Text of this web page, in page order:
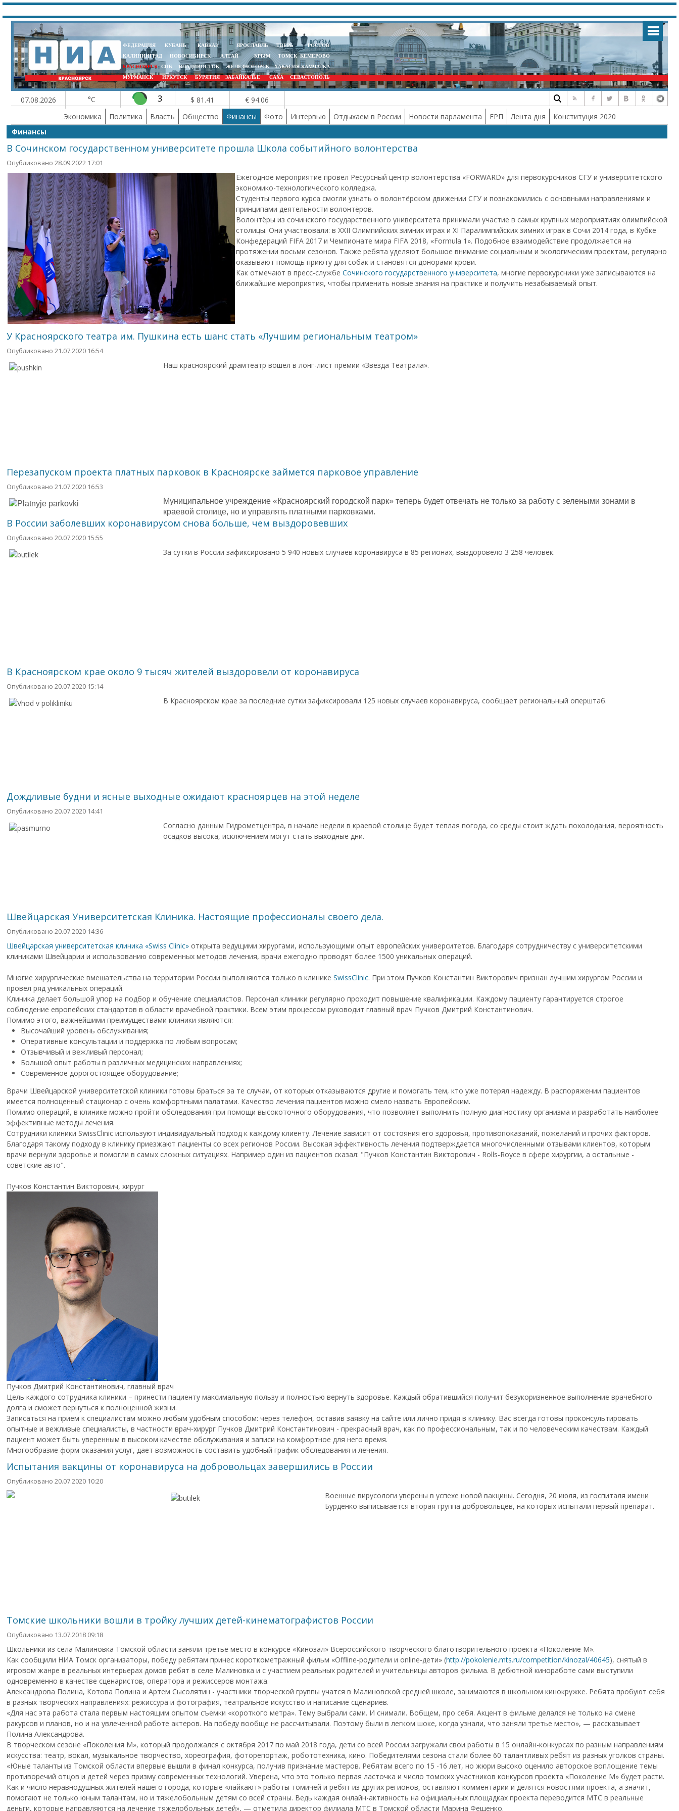
ФЕДЕРАЦИЯ КУБАНЬ КАВКАЗ ЯРОСЛАВЛЬ ТВЕРЬ
РОСТОВ
КАЛИНИНГРАД
НОВОСИБИРСК АЛТАЙ КРЫМ ТОМСККЕМЕРОВО
КРАСНОЯРСК
СПБ ВЛАДИВОСТОК ЖЕЛЕЗНОГОРСК ХАКАСИЯКАМЧАТКА
МУРМАНСК
ИРКУТСК БУРЯТИЯ ЗАБАЙКАЛЬЕ САХА СЕВАСТОПОЛЬ
07.08.2026 °C 3 $ 81.41
€ 94.06
Экономика
Политика Власть Общество Финансы Фото Интервью Отдыхаем в России Новости парламента ЕРП Лента дня
Конституция 2020
Финансы
В Сочинском государственном университете прошла Школа событийного волонтерства
Опубликовано 28.09.2022 17:01
Ежегодное мероприятие провел Ресурсный центр волонтерства «FORWARD» для первокурсников СГУ и университетского
экономико-технологического колледжа.
Студенты первого курса смогли узнать о волонтёрском движении СГУ и познакомились с основными направлениями и
принципами деятельности волонтёров.
Волонтёры из сочинского государственного университета принимали участие в самых крупных мероприятиях олимпийской
столицы. Они участвовали: в XXII Олимпийских зимних играх и XI Паралимпийских зимних играх в Сочи 2014 года, в Кубке
Конфедераций FIFA 2017 и Чемпионате мира FIFA 2018, «Formula 1». Подобное взаимодействие продолжается на
протяжении восьми сезонов. Также ребята уделяют большое внимание социальным и экологическим проектам, регулярно
оказывают помощь приюту для собак и становятся донорами крови.
Как отмечают в пресс-службе Cочинского государственного университета, многие первокурсники уже записываются на
ближайшие мероприятия, чтобы применить новые знания на практике и получить незабываемый опыт.
У Красноярского театра им. Пушкина есть шанс стать «Лучшим региональным театром»
Опубликовано 21.07.2020 16:54
Наш красноярский драмтеатр вошел в лонг-лист премии «Звезда Театрала».
Перезапуском проекта платных парковок в Красноярске займется парковое управление
Опубликовано 21.07.2020 16:53
Муниципальное учреждение «Красноярский городской парк» теперь будет отвечать не только за работу с зелеными зонами в
краевой столице, но и управлять платными парковками.
В России заболевших коронавирусом снова больше, чем выздоровевших
Опубликовано 20.07.2020 15:55
За сутки в России зафиксировано 5 940 новых случаев коронавируса в 85 регионах, выздоровело 3 258 человек.
В Красноярском крае около 9 тысяч жителей выздоровели от коронавируса
Опубликовано 20.07.2020 15:14
В Красноярском крае за последние сутки зафиксировали 125 новых случаев коронавируса, сообщает региональный оперштаб.
Дождливые будни и ясные выходные ожидают красноярцев на этой неделе
Опубликовано 20.07.2020 14:41
Согласно данным Гидрометцентра, в начале недели в краевой столице будет теплая погода, со среды стоит ждать похолодания, вероятность
осадков высока, исключением могут стать выходные дни.
Швейцарская Университетская Клиника. Настоящие профессионалы своего дела.
Опубликовано 20.07.2020 14:36
Швейцарская университетская клиника «Swiss Clinic»открыта ведущими хирургами, использующими опыт европейских университетов. Благодаря сотрудничеству с университетскими
клиниками Швейцарии и использованию современных методов лечения, врачи ежегодно проводят более 1500 уникальных операций.
Многие хирургические вмешательства на территории России выполняются только в клинике SwissClinic. При этом Пучков Константин Викторович признан лучшим хирургом России и
провел ряд уникальных операций.
Клиника делает большой упор на подбор и обучение специалистов. Персонал клиники регулярно проходит повышение квалификации. Каждому пациенту гарантируется строгое
соблюдение европейских стандартов в области врачебной практики. Всем этим процессом руководит главный врач Пучков Дмитрий Константинович.
Помимо этого, важнейшими преимуществами клиники являются:
Высочайший уровень обслуживания;
Оперативные консультации и поддержка по любым вопросам;
Отзывчивый и вежливый персонал;
Большой опыт работы в различных медицинских направлениях;
Современное дорогостоящее оборудование;
Врачи Швейцарской университетской клиники готовы браться за те случаи, от которых отказываются другие и помогать тем, кто уже потерял надежду. В распоряжении пациентов
имеется полноценный стационар с очень комфортными палатами. Качество лечения пациентов можно смело назвать Европейским.
Помимо операций, в клинике можно пройти обследования при помощи высокоточного оборудования, что позволяет выполнить полную диагностику организма и разработать наиболее
эффективные методы лечения.
Сотрудники клиники SwissClinic используют индивидуальный подход к каждому клиенту. Лечение зависит от состояния его здоровья, противопоказаний, пожеланий и прочих факторов.
Благодаря такому подходу в клинику приезжают пациенты со всех регионов России. Высокая эффективность лечения подтверждается многочисленными отзывами клиентов, которым
врачи вернули здоровье и помогли в самых сложных ситуациях. Например один из пациентов сказал: "Пучков Константин Викторович - Rolls-Royce в сфере хирургии, а остальные -
советские авто".
Пучков Константин Викторович, хирург
Пучков Дмитрий Константинович, главный врач
Цель каждого сотрудника клиники – принести пациенту максимальную пользу и полностью вернуть здоровье. Каждый обратившийся получит безукоризненное выполнение врачебного
долга и сможет вернуться к полноценной жизни.
Записаться на прием к специалистам можно любым удобным способом: через телефон, оставив заявку на сайте или лично придя в клинику. Вас всегда готовы проконсультировать
опытные и вежливые специалисты, в частности врач-хирург Пучков Дмитрий Константинович - прекрасный врач, как по профессиональным, так и по человеческим качествам. Каждый
пациент может быть уверенным в высоком качестве обслуживания и записи на комфортное для него время.
Многообразие форм оказания услуг, дает возможность составить удобный график обследования и лечения.
Испытания вакцины от коронавируса на добровольцах завершились в России
Опубликовано 20.07.2020 10:20
Военные вирусологи уверены в успехе новой вакцины. Сегодня, 20 июля, из госпиталя имени
Бурденко выписывается вторая группа добровольцев, на которых испытали первый препарат.
Томские школьники вошли в тройку лучших детей-кинематографистов России
Опубликовано 13.07.2018 09:18
Школьники из села Малиновка Томской области заняли третье место в конкурсе «Кинозал» Всероссийского творческого благотворительного проекта «Поколение М».
Как сообщили НИА Томск организаторы, победу ребятам принес короткометражный фильм «Offline-родители и online-дети» (http://pokolenie.mts.ru/competition/kinozal/40645), снятый в
игровом жанре в реальных интерьерах домов ребят в селе Малиновка и с участием реальных родителей и учительницы авторов фильма. В дебютной киноработе сами выступили
одновременно в качестве сценаристов, оператора и режиссеров монтажа.
Александрова Полина, Котова Полина и Артем Сысолятин - участники творческой группы учатся в Малиновской средней школе, занимаются в школьном кинокружке. Ребята пробуют себя
в разных творческих направлениях: режиссура и фотография, театральное искусство и написание сценариев.
«Для нас эта работа стала первым настоящим опытом съемки «короткого метра». Тему выбрали сами. И снимали. Вобщем, про себя. Акцент в фильме делался не только на смене
ракурсов и планов, но и на увлеченной работе актеров. На победу вообще не рассчитывали. Поэтому были в легком шоке, когда узнали, что заняли третье место», — рассказывает
Полина Александрова.
В творческом сезоне «Поколения М», который продолжался с октября 2017 по май 2018 года, дети со всей России загружали свои работы в 15 онлайн-конкурсах по разным направлениям
искусства: театр, вокал, музыкальное творчество, хореография, фоторепортаж, робототехника, кино. Победителями сезона стали более 60 талантливых ребят из разных уголков страны.
«Юные таланты из Томской области впервые вышли в финал конкурса, получив признание мастеров. Ребятам всего по 15 -16 лет, но жюри высоко оценило авторское воплощение темы
противоречий отцов и детей через призму современных технологий. Уверена, что это только первая ласточка и число томских участников конкурсов проекта «Поколение М» будет расти.
Как и число неравнодушных жителей нашего города, которые «лайкают» работы томичей и ребят из других регионов, оставляют комментарии и делятся новостями проекта, а значит,
помогают не только юным талантам, но и тяжелобольным детям со всей страны. Ведь каждая онлайн-активность на официальных площадках проекта переводится МТС в реальные
деньги, которые направляются на лечение тяжелобольных детей», — отметила директор филиала МТС в Томской области Марина Фещенко.